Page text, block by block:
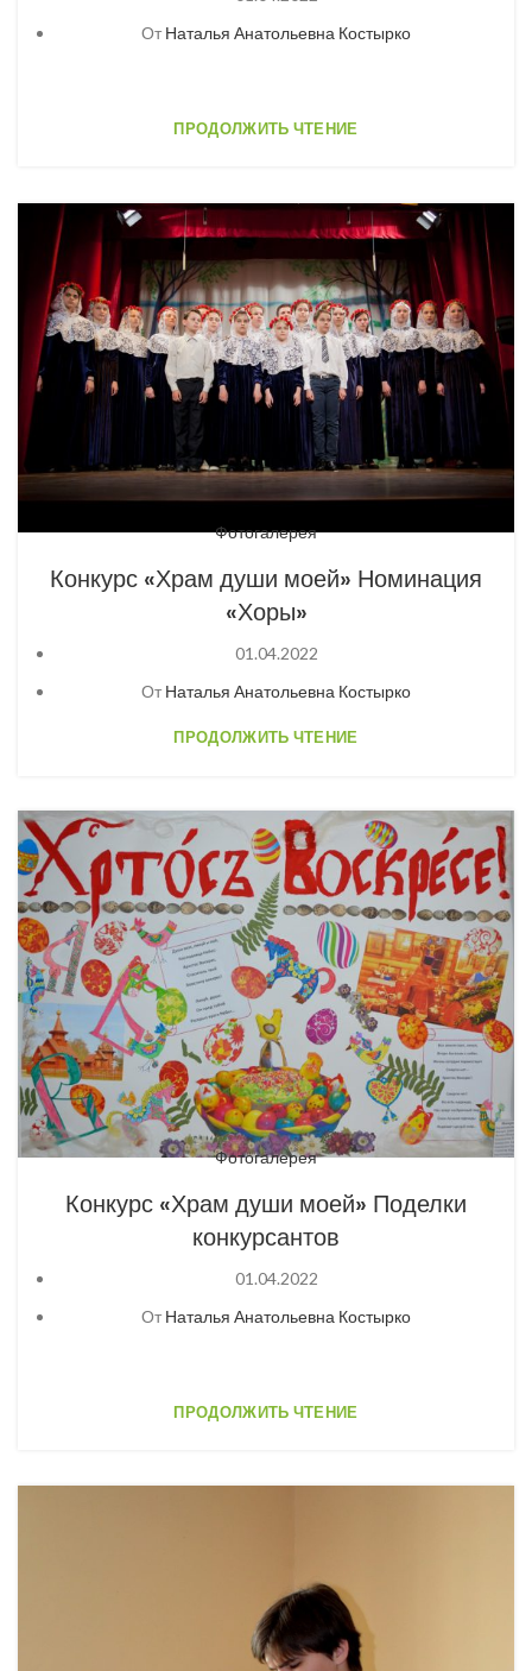
От Наталья Анатольевна Костырко
ПРОДОЛЖИТЬ ЧТЕНИЕ
Фотогалерея
Конкурс «Храм души моей» Номинация
«Хоры»
01.04.2022
От Наталья Анатольевна Костырко
ПРОДОЛЖИТЬ ЧТЕНИЕ
Фотогалерея
Конкурс «Храм души моей» Поделки
конкурсантов
01.04.2022
От Наталья Анатольевна Костырко
ПРОДОЛЖИТЬ ЧТЕНИЕ